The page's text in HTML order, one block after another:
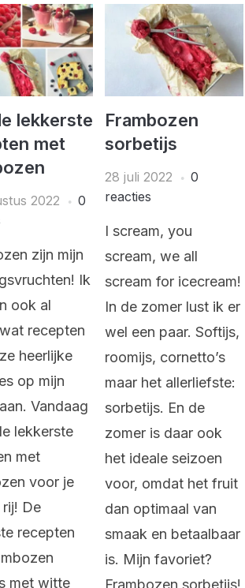
lekkerste
met
2022
0
zijn mijn
Ik
ook al
recepten
heerlijke
op mijn
Vandaag
lekkerste
met
voor je
De
recepten
met witte
Frambozen
sorbetijs
28 juli 2022
0
reacties
I scream, you
scream, we all
scream for icecream!
In de zomer lust ik er
wel een paar. Softijs,
roomijs, cornetto’s
maar het allerliefste:
sorbetijs. En de
zomer is daar ook
het ideale seizoen
voor, omdat het fruit
dan optimaal van
smaak en betaalbaar
is. Mijn favoriet?
Frambozen sorbetijs!